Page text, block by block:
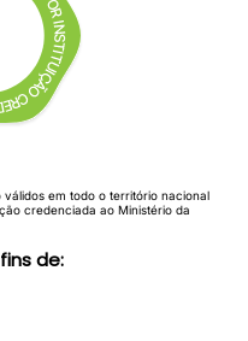
em todo o território nacional
credenciada ao Ministério da
de: